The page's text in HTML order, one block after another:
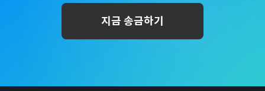
지금 송금하기